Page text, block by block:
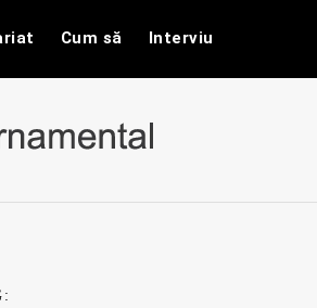
Cum să Interviu